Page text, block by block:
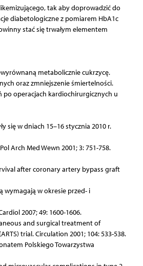
tak aby doprowadzić do
diabetologiczne z pomiarem HbA1c
stać się trwałym elementem
metabolicznie cukrzycę.
oraz zmniejszenie śmiertelności.
po operacjach kardiochirurgicznych u
się w dniach 15–16 stycznia 2010 r.
Arch Med Wewn 2001; 3: 751-758.
after coronary artery bypass graft
wymagają w okresie przed- i
2007; 49: 1600-1606.
and surgical treatment of
trial. Circulation 2001; 104: 533-538.
Polskiego Towarzystwa